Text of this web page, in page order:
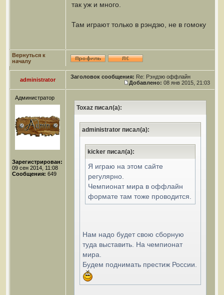
так уж и много.
Там играют только в рэндзю, не в гомоку
Вернуться к
началу
administrator Заголовок сообщения: Re: Рэндзю оффлайн
Добавлено: 08 янв 2015, 21:03
Администратор
Зарегистрирован:
09 сен 2014, 11:08
Сообщения: 649
Toxaz писал(а):
administrator писал(а):
kicker писал(а):
Я играю на этом сайте
регулярно.
Чемпионат мира в оффлайн
формате там тоже проводится.
Нам надо будет свою сборную
туда выставить. На чемпионат
мира.
Будем поднимать престиж России.